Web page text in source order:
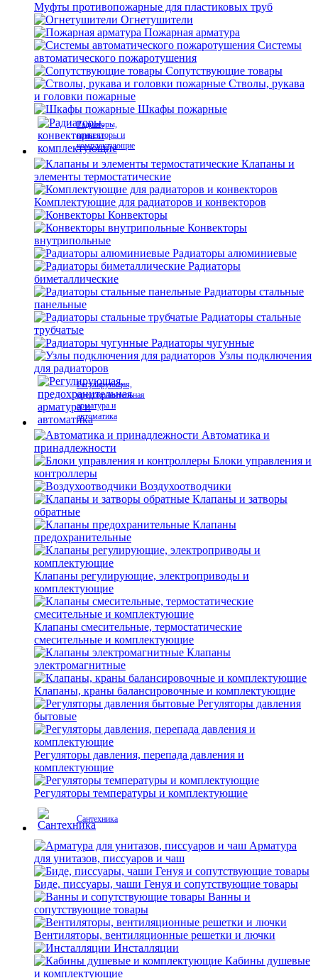
Муфты противопожарные для пластиковых труб
Огнетушители
Пожарная арматура
Системы
автоматического пожаротушения
Сопутствующие товары
Стволы, рукава
и головки пожарные
Шкафы пожарные
Радиаторы,
конвекторы и
комплектующие
Клапаны и
элементы термостатические
Комплектующие для радиаторов и конвекторов
Конвекторы
Конвекторы
внутрипольные
Радиаторы алюминиевые
Радиаторы
биметаллические
Радиаторы стальные
панельные
Радиаторы стальные
трубчатые
Радиаторы чугунные
Узлы подключения
для радиаторов
Регулирующая,
предохранительная
арматура и
автоматика
Автоматика и
принадлежности
Блоки управления и
контроллеры
Воздухоотводчики
Клапаны и затворы
обратные
Клапаны
предохранительные
Клапаны регулирующие, электроприводы и
комплектующие
Клапаны смесительные, термостатические
смесительные и комплектующие
Клапаны
электромагнитные
Клапаны, краны балансировочные и комплектующие
Регуляторы давления
бытовые
Регуляторы давления, перепада давления и
комплектующие
Регуляторы температуры и комплектующие
Сантехника
Арматура
для унитазов, писсуаров и чаш
Биде, писсуары, чаши Генуя и сопутствующие товары
Ванны и
сопутствующие товары
Вентиляторы, вентиляционные решетки и лючки
Инсталляции
Кабины душевые
и комплектующие